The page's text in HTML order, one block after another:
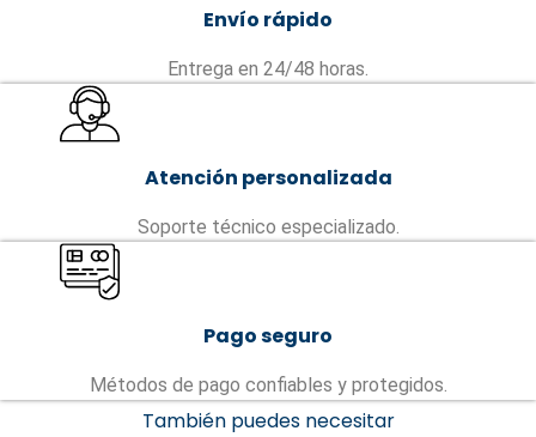
Envío rápido
Entrega en 24/48 horas.
Atención personalizada
Soporte técnico especializado.
Pago seguro
Métodos de pago confiables y protegidos.
También puedes necesitar